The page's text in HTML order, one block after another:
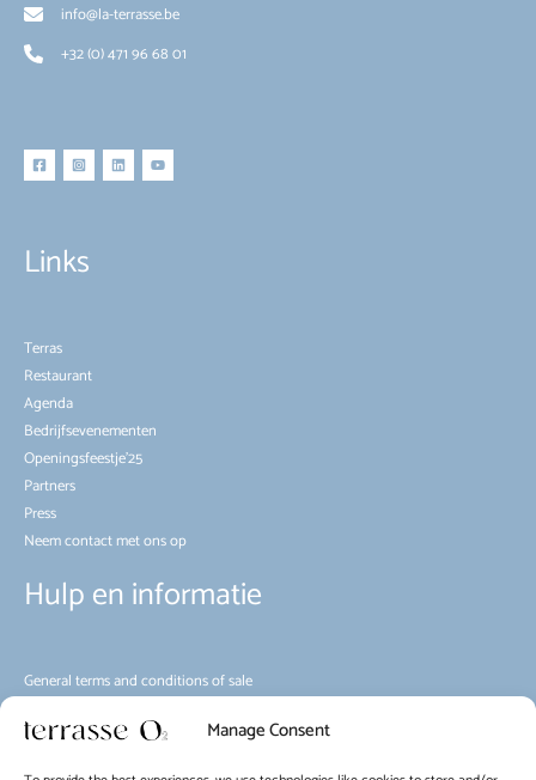
Manage Consent
info@la-terrasse.be
+32 (0) 471 96 68 01
Links
Terras
Restaurant
Agenda
Bedrijfsevenementen
Openingsfeestje’25
Partners
Press
Neem contact met ons op
Hulp en informatie
General terms and conditions of sale
Huisregels